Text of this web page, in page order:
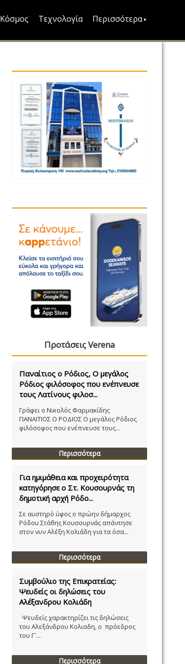
Κόσμος Τεχνολογία Περισσότερα
Προτάσεις Verena
Παναίτιος ο Ρόδιος, Ο μεγάλος
Ρόδιος φιλόσοφος που ενέπνευσε
τους Λατίνους φιλοσ...
Γράφει ο Νικολός Φαρμακίδης
ΠΑΝΑΙΤΙΟΣ Ο ΡΟΔΙΟΣ Ο μεγάλος Ρόδιος
φιλόσοφος που ενέπνευσε τους...
Περισσότερα
Για ημιμάθεια και προχειρότητα
κατηγόρησε ο Στ. Κουσουρνάς τη
δημοτική αρχή Ρόδο...
Σε αυστηρό ύφος ο πρώην δήμαρχος
Ρόδου Στάθης Κουσουρνάς απάντησε
στον νυν Αλέξη Κολιάδη για τα όσα...
Περισσότερα
Συμβούλιο της Επικρατείας:
Ψευδείς οι δηλώσεις του
Αλέξανδρου Κολιάδη
Ψευδείς χαρακτηρίζει τις δηλώσεις
του Αλεξάνδρου Κολιαδη, ο πρόεδρος
του Γ´...
Περισσότερα